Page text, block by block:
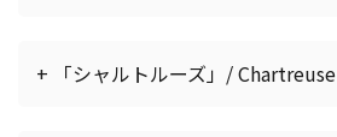
+ 「シャルトルーズ」/ Chartreuse